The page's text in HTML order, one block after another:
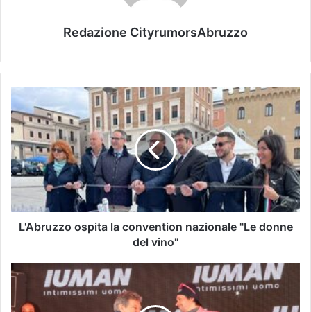
Redazione CityrumorsAbruzzo
L'Abruzzo ospita la convention nazionale "Le donne
del vino"